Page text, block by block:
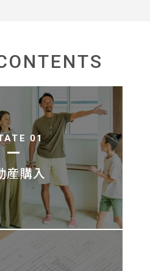
01
産購入